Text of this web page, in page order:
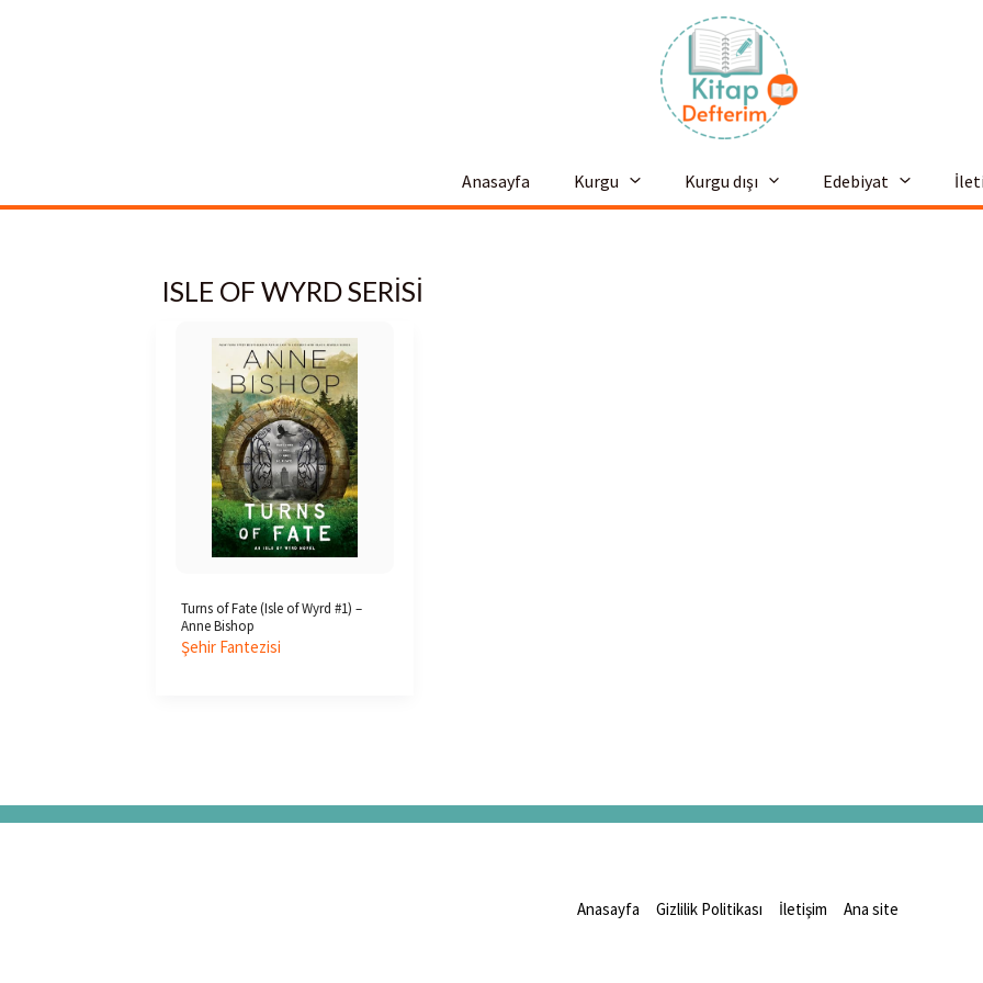
Anasayfa Kurgu Kurgu dışı Edebiyat
ISLE OF WYRD SERISI
Turns of Fate (Isle of Wyrd #1) –
Anne Bishop
Şehir Fantezisi
Anasayfa Gizlilik Politikası İletişim Ana site